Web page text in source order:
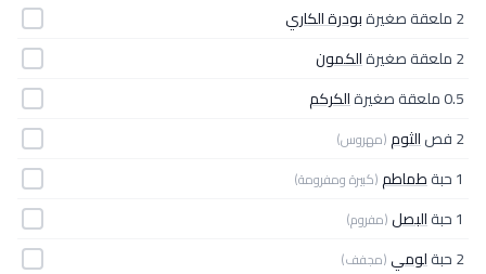
2 ملعقة صغيرة
بودرة الكاري
2 ملعقة صغيرة
الكمون
0.5 ملعقة صغيرة
الكركم
2 فص
الثوم(مهروس)
1 حبة طماطم(كبيرة ومفرومة)
1 حبة البصل(مفروم)
2 حبة لومي (مجفف)